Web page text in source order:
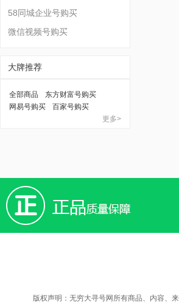
58同城企业号购买
微信视频号购买
大牌推荐
全部商品
东方财富号购买
网易号购买
百家号购买
更多>
版权声明：无穷大寻号网所有商品、内容、